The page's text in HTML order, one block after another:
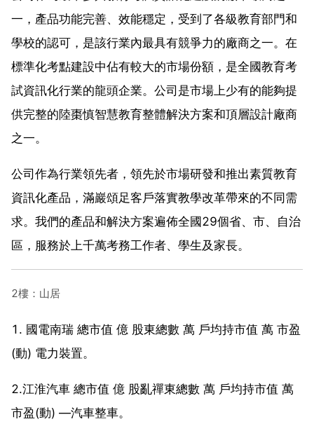
一，產品功能完善、效能穩定，受到了各級教育部門和
學校的認可，是該行業內最具有競爭力的廠商之一。在
標準化考點建設中佔有較大的市場份額，是全國教育考
試資訊化行業的龍頭企業。公司是市場上少有的能夠提
供完整的陸棗慎智慧教育整體解決方案和頂層設計廠商
之一。
公司作為行業領先者，領先於市場研發和推出素質教育
資訊化產品，滿巖頌足客戶落實教學改革帶來的不同需
求。我們的產品和解決方案遍佈全國29個省、市、自治
區，服務於上千萬考務工作者、學生及家長。
2樓：山居
1. 國電南瑞 總市值 億 股東總數 萬 戶均持市值 萬 市盈
(動) 電力裝置。
2.江淮汽車 總市值 億 股亂禪東總數 萬 戶均持市值 萬
市盈(動) —汽車整車。